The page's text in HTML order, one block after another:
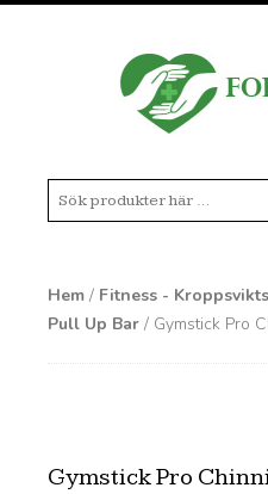
Hem / Fitness -
Pull Up Bar / Gymstick Pro
Gymstick Pro